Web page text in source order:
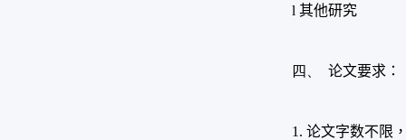
l 其他研究
四、 论文要求：
1. 论文字数不限